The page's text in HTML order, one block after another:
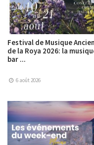
Festival de Musique
de la Roya 2026: la
bar ...
6 août 2026